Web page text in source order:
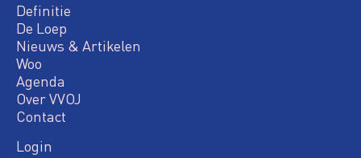
Definitie
De Loep
Nieuws & Artikelen
Woo
Agenda
Over VVOJ
Contact
Login